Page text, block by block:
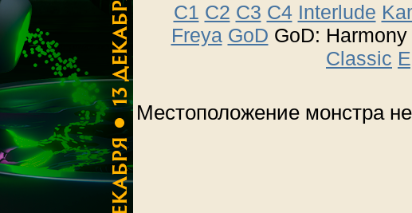
C1 C2 C3 C4 Interlude
Freya GoD GoD: Harmony
Classic
Местоположение монстра